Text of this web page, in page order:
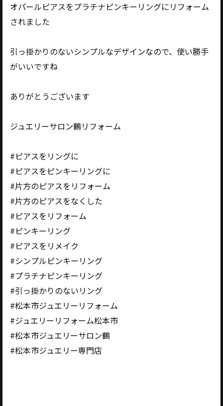
オパールピアスをプラチナピンキーリングにリフォーム
されました
引っ掛かりのないシンプルなデザインなので、使い勝手
がいいですね
ありがとうございます
ジュエリーサロン鶴リフォーム
#ピアスをリングに
#ピアスをピンキーリングに
#片方のピアスをリフォーム
#片方のピアスをなくした
#ピアスをリフォーム
#ピンキーリング
#ピアスをリメイク
#シンプルピンキーリング
#プラチナピンキーリング
#引っ掛かりのないリング
#松本市ジュエリーリフォーム
#ジュエリーリフォーム松本市
#松本市ジュエリーサロン鶴
#松本市ジュエリー専門店